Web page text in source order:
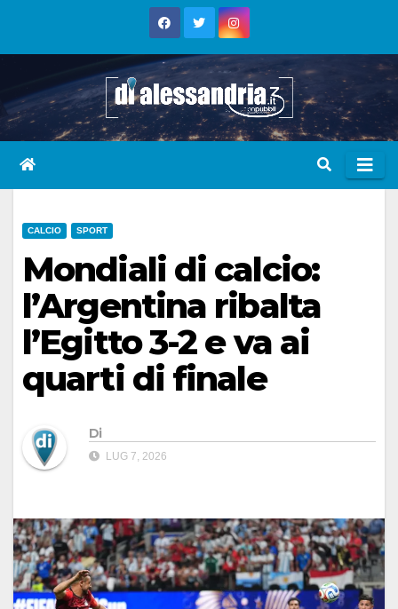
CALCIO SPORT
Mondiali di calcio:
l’Argentina ribalta
l’Egitto 3-2 e va ai
quarti di finale
Di
LUG 7, 2026